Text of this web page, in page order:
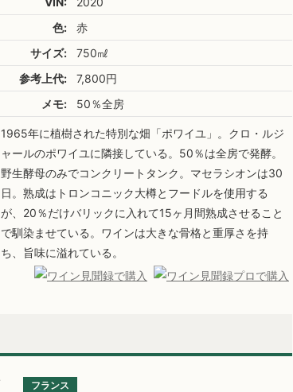
色:
赤
サイズ:
750㎖
参考上代:
7,800円
メモ:
50％全房
1965年に植樹された特別な畑「ポワイユ」。クロ・ルジ
ャールのポワイユに隣接している。50％は全房で発酵。
野生酵母のみでコンクリートタンク。マセラシオンは30
日。熟成はトロンコニック大樽とフードルを使用する
が、20％だけバリックに入れて15ヶ月間熟成させること
で馴染ませている。ワインは大きな骨格と重厚さを持
ち、旨味に溢れている。
フランス